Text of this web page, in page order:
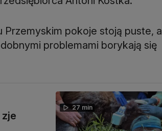
pokoje stoją puste, a
problemami borykają się
27 min